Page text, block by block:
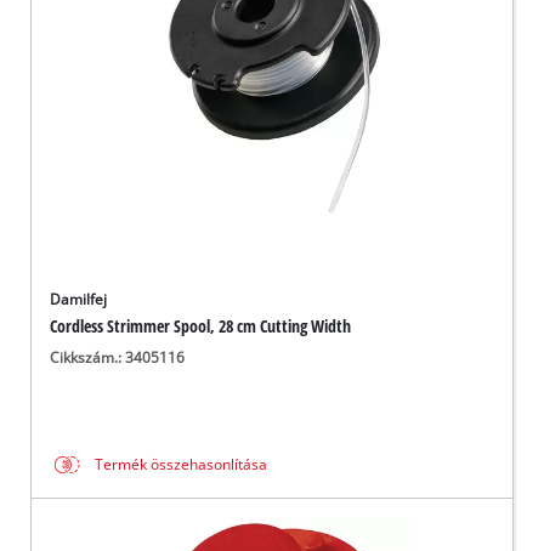
Damilfej
Cordless Strimmer Spool, 28 cm Cutting Width
Cikkszám.: 3405116
Termék összehasonlítása